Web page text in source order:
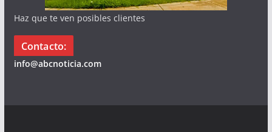
Haz que te ven posibles clientes
Contacto:
info@abcnoticia.com